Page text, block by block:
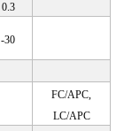
0.3
-30
FC/APC,
LC/APC